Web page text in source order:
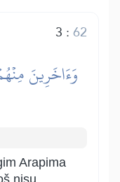
3 :62
وَءَاخَرِينَ
Arapima
nisu